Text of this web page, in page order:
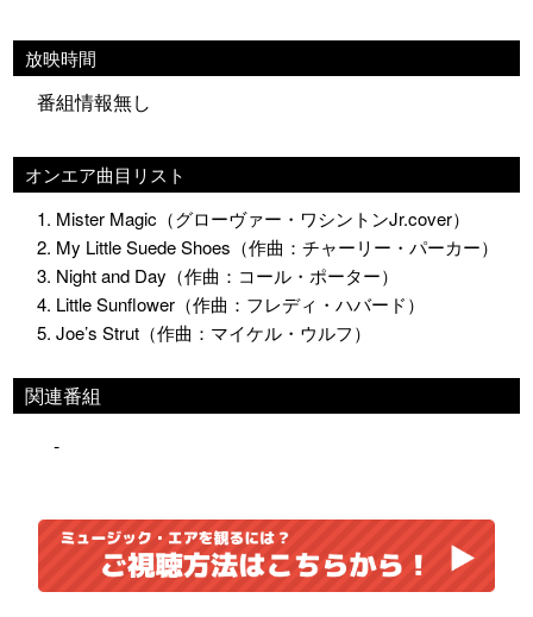
放映時間
番組情報無し
オンエア曲目リスト
1. Mister Magic（グローヴァー・ワシントンJr.cover）
2. My Little Suede Shoes（作曲：チャーリー・パーカー）
3. Night and Day（作曲：コール・ポーター）
4. Little Sunflower（作曲：フレディ・ハバード）
5. Joe’s Strut（作曲：マイケル・ウルフ）
関連番組
-